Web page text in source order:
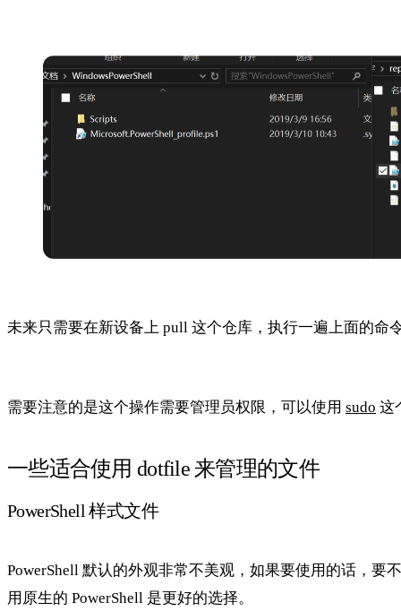
未来只需要在新设备上 pull 这个仓库，执行一遍上面的命
需要注意的是这个操作需要管理员权限，可以使用 sudo 这
一些适合使用 dotfile 来管理的文件
PowerShell 样式文件
PowerShell 默认的外观非常不美观，如果要使用的话，要
用原生的 PowerShell 是更好的选择。